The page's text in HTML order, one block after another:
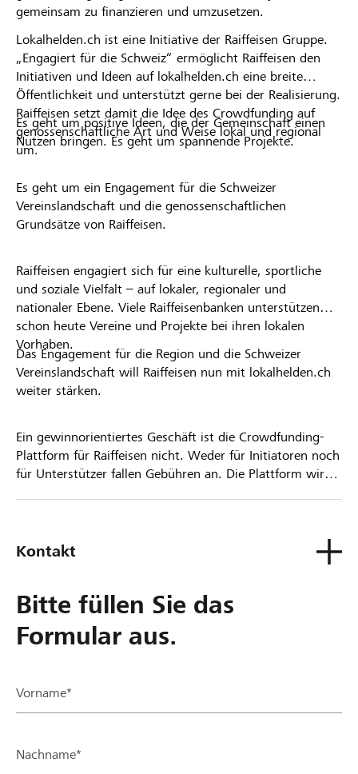
gemeinsam zu finanzieren und umzusetzen.
Lokalhelden.ch ist eine Initiative der Raiffeisen Gruppe.
„Engagiert für die Schweiz“ ermöglicht Raiffeisen den
Initiativen und Ideen auf lokalhelden.ch eine breite
Öffentlichkeit und unterstützt gerne bei der Realisierung.
Raiffeisen setzt damit die Idee des Crowdfunding auf
genossenschaftliche Art und Weise lokal und regional
um.
Es geht um positive Ideen, die der Gemeinschaft einen
Nutzen bringen. Es geht um spannende Projekte.
Es geht um ein Engagement für die Schweizer
Vereinslandschaft und die genossenschaftlichen
Grundsätze von Raiffeisen.
Raiffeisen engagiert sich für eine kulturelle, sportliche
und soziale Vielfalt – auf lokaler, regionaler und
nationaler Ebene. Viele Raiffeisenbanken unterstützen
schon heute Vereine und Projekte bei ihren lokalen
Vorhaben.
Das Engagement für die Region und die Schweizer
Vereinslandschaft will Raiffeisen nun mit lokalhelden.ch
weiter stärken.
Ein gewinnorientiertes Geschäft ist die Crowdfunding-
Plattform für Raiffeisen nicht. Weder für Initiatoren noch
für Unterstützer fallen Gebühren an. Die Plattform wird
Kontakt
Bitte füllen Sie das
Formular aus.
Vorname*
Nachname*